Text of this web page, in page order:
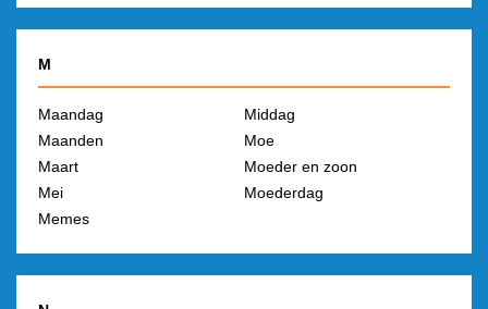
M
Maandag
Maanden
Maart
Mei
Memes
Middag
Moe
Moeder en zoon
Moederdag